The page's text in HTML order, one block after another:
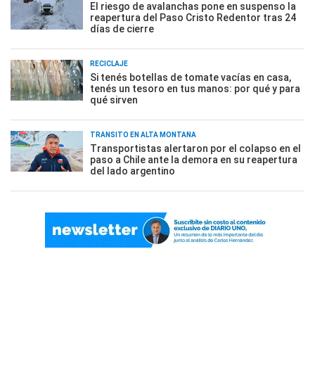
El riesgo de avalanchas pone en suspenso la
reapertura del Paso Cristo Redentor tras 24
días de cierre
RECICLAJE
Si tenés botellas de tomate vacías en casa,
tenés un tesoro en tus manos: por qué y para
qué sirven
TRÁNSITO EN ALTA MONTAÑA
Transportistas alertaron por el colapso en el
paso a Chile ante la demora en su reapertura
del lado argentino